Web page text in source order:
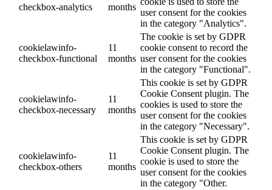
checkbox-analytics
months
user consent for the cookies
in the category "Analytics".
cookielawinfo-
checkbox-functional
11
months
The cookie is set by GDPR
cookie consent to record the
user consent for the cookies
in the category "Functional".
cookielawinfo-
checkbox-necessary
11
months
This cookie is set by GDPR
Cookie Consent plugin. The
cookies is used to store the
user consent for the cookies
in the category "Necessary".
cookielawinfo-
checkbox-others
11
months
This cookie is set by GDPR
Cookie Consent plugin. The
cookie is used to store the
user consent for the cookies
in the category "Other.